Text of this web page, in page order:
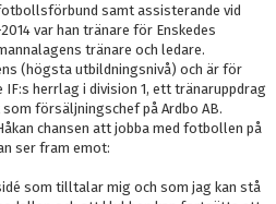
samt assisterande vid
var han tränare för Enskedes
tränare och ledare.
(högsta utbildningsnivå) och är för
herrlag i division 1, ett tränaruppdrag
försäljningschef på Ardbo AB.
chansen att jobba med fotbollen på
ser fram emot:
som tilltalar mig och som jag kan stå